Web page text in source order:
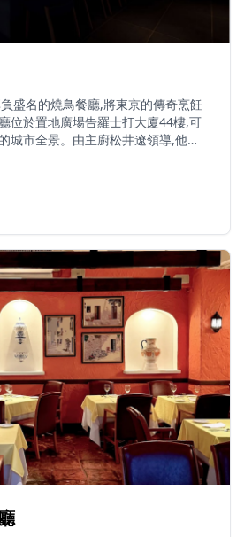
盛名的燒鳥餐廳,將東京的傳奇烹飪
位於置地廣場告羅士打大廈44樓,可
城市全景。由主廚松井遼領導,他繼
置地廣場Forty-Five餐飲概念的一部
單套餐由港幣780元起,午餐套餐由
至11時,星期日休息。餐廳接受預訂,
和壯麗景觀,是中環正宗日式燒鳥料